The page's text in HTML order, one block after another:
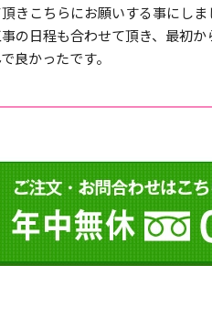
きこちらにお願いする事にしま
の日程も合わせて頂き、最初
良かったです。